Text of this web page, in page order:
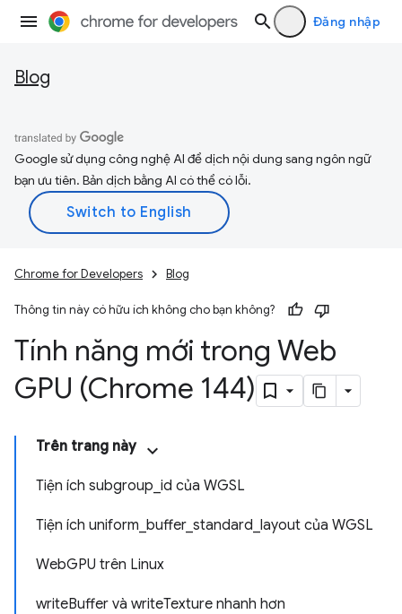
Đăng nhập
Blog
Google sử dụng công nghệ AI để dịch nội dung sang ngôn ngữ
bạn ưu tiên. Bản dịch bằng AI có thể có lỗi.
Chrome for Developers Blog
Thông tin này có hữu ích không cho bạn không?
Tính năng mới trong Web
GPU (Chrome 144)
Trên trang này
Tiện ích subgroup_id của WGSL
Tiện ích uniform_buffer_standard_layout của WGSL
WebGPU trên Linux
writeBuffer và writeTexture nhanh hơn